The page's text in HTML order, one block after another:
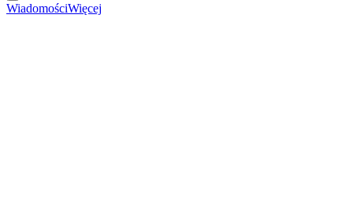
WiadomościWięcej